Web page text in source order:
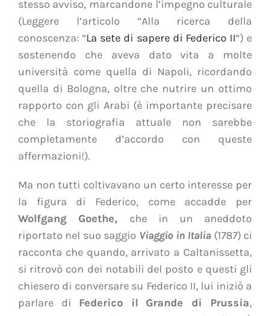
stesso avviso, marcandone l’impegno culturale
(Leggere l’articolo “Alla ricerca della
conoscenza: “La sete di sapere di Federico II“) e
sostenendo che aveva dato vita a molte
università come quella di Napoli, ricordando
quella di Bologna, oltre che nutrire un ottimo
rapporto con gli Arabi (è importante precisare
che la storiografia attuale non sarebbe
completamente d’accordo con queste
affermazioni!).
Ma non tutti coltivavano un certo interesse per
la figura di Federico, come accadde per
Wolfgang Goethe, che
in un aneddoto
riportato nel suo saggio Viaggio in Italia (1787) ci
racconta che quando, arrivato a Caltanissetta,
si ritrovò con dei notabili del posto e questi gli
chiesero di conversare su Federico II, lui iniziò a
parlare di Federico il Grande di Prussia,